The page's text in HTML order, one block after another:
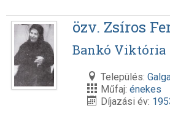
özv. Zsíros
Bankó Viktória
Település:
Műfaj: énekes
Díjazási év: